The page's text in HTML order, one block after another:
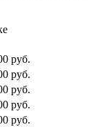
руб.
руб.
руб.
руб.
руб.